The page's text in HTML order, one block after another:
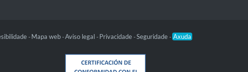
- Mapa web -Aviso legal - Privacidade -Seguridade - Axuda